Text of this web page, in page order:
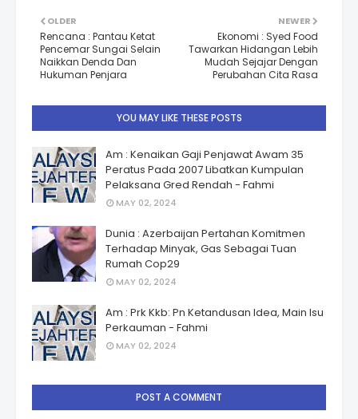
NEWER
Ekonomi : Syed Food
Tawarkan Hidangan Lebih
Mudah Sejajar Dengan
Perubahan Cita Rasa
OLDER
Rencana : Pantau Ketat
Pencemar Sungai Selain
Naikkan Denda Dan
Hukuman Penjara
YOU MAY LIKE THESE POSTS
Am : Kenaikan Gaji Penjawat Awam 35
Peratus Pada 2007 Libatkan Kumpulan
Pelaksana Gred Rendah - Fahmi
MAY 02, 2024
Dunia : Azerbaijan Pertahan Komitmen
Terhadap Minyak, Gas Sebagai Tuan
Rumah Cop29
MAY 02, 2024
Am : Prk Kkb: Pn Ketandusan Idea, Main Isu
Perkauman - Fahmi
MAY 02, 2024
POST A COMMENT